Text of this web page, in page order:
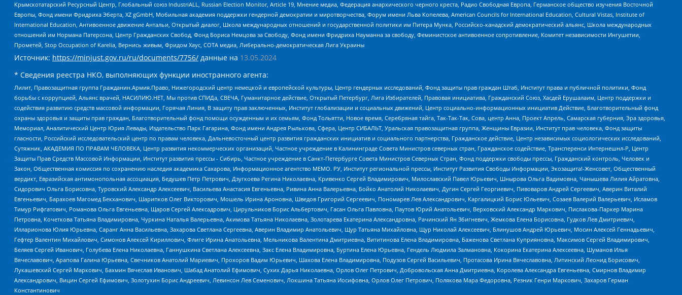
Крымскотатарский Ресурсный Центр, Глобальный союз IndustriALL, Russian Election Monitor, Article 19, Мнение медиа, Федерация анархического черного креста, Радио Свободная Европа, Германское общество изучения Восточной
Европы, Фонд имени Фридриха Эберта, XZ gGmbH, Мобильная академия поддержки гендерной демократии и миротворчества, Форум имени Льва Копелева, American Councils for International Education, Cultural Vistas, Institute of
International Education, Антивоенное движение Антальи, Открытый диалог, Школа международных отношений и государственной политики им Питера Мунка, Российско-канадский демократический альянс, Школа международных
отношений им Нормана Патерсона, Центр Гражданских Свобод, Фонд Бориса Немцова за Свободу, Фонд имени Фридриха Науманна за свободу, Феминистское антивоенное сопротивление, Комитет независимости Ингушетии,
Прометей, Stop Occupation of Karelia, Вернись живым, Фридом Хаус, СОТА медиа, Либерально-демократическая Лига Украины
Источник: https://minjust.gov.ru/ru/documents/7756/ данные на 13.05.2024
* Сведения реестра НКО, выполняющих функции иностранного агента:
Лилит, Правозащитная группа Гражданин.Армия.Право, Нижегородский центр немецкой и европейской культуры, Центр гендерных исследований, Фонд защиты прав граждан Штаб, Институт права и публичной политики, Фонд
борьбы с коррупцией, Альянс врачей, НАСИЛИЮ.НЕТ, Мы против СПИДа, СВЕЧА, Гуманитарное действие, Открытый Петербург, Лига Избирателей, Правовая инициатива, Гражданский Союз, Хасдей Ерушалаим, Центр поддержки и
содействия развитию средств массовой информации, Горячая Линия, В защиту прав заключенных, Институт глобализации и социальных движений, Центр социально-информационных инициатив Действие, Благотворительный фонд
охраны здоровья и защиты прав граждан, Благотворительный фонд помощи осужденным и их семьям, Фонд Тольятти, Новое время, Серебряная тайга, Так-Так-Так, Сова, центр Анна, Проект Апрель, Самарская губерния, Эра здоровья,
Мемориал, Аналитический Центр Юрия Левады, Издательство Парк Гагарина, Фонд имени Андрея Рылькова, Сфера, Центр СИБАЛЬТ, Уральская правозащитная группа, Женщины Евразии, Институт прав человека, Фонд защиты
гласности, Российский исследовательский центр по правам человека, Дальневосточный центр развития гражданских инициатив и социального партнерства, Гражданское действие, Центр независимых социологических исследований,
Сутяжник, АКАДЕМИЯ ПО ПРАВАМ ЧЕЛОВЕКА, Центр развития некоммерческих организаций, Частное учреждение в Калининграде Совета Министров северных стран, Гражданское содействие, Трансперенси Интернешнл-Р, Центр
Защиты Прав Средств Массовой Информации, Институт развития прессы - Сибирь, Частное учреждение в Санкт-Петербурге Совета Министров Северных Стран, Фонд поддержки свободы прессы, Гражданский контроль, Человек и
Закон, Общественная комиссия по сохранению наследия академика Сахарова, Информационное агентство МЕМО. РУ, Институт региональной прессы, Институт Развития Свободы Информации, Экозащита!-Женсовет, Общественный
вердикт, Евразийская антимонопольная ассоциация, Бедушев Петр Петрович, Дзугкоева Регина Николаевна, Кривенко Сергей Владимирович, Милославский Павел Юрьевич, Шнырова Ольга Вадимовна, Чанышева Лилия Айратовна,
Сидорович Ольга Борисовна, Туровский Александр Алексеевич, Васильева Анастасия Евгеньевна, Ривина Анна Валерьевна, Бойко Анатолий Николаевич, Дугин Сергей Георгиевич, Пивоваров Андрей Сергеевич, Аверин Виталий
Евгеньевич, Барахоев Магомед Бекханович, Шарипков Олег Викторович, Мошель Ирина Ароновна, Шведов Григорий Сергеевич, Пономарев Лев Александрович, Каргалицкий Борис Юльевич, Созаев Валерий Валерьевич, Исламов
Тимур Рифгатович, Романова Ольга Евгеньевна, Щаров Сергей Алексадрович, Цирульников Борис Альбертович, Гасан Ольга Павловна, Паутов Юрий Анатольевич, Верховский Александр Маркович, Пислакова-Паркер Марина
Петровна, Кочеткова Татьяна Владимировна, Чуркина Наталья Валерьевна, Акимова Татьяна Николаевна, Золотарева Екатерина Александровна, Рачинский Ян Збигневич, Жемкова Елена Борисовна, Гудков Лев Дмитриевич,
Илларионова Юлия Юрьевна, Саранг Анна Васильевна, Захарова Светлана Сергеевна, Аверин Владимир Анатольевич, Щур Татьяна Михайловна, Щур Николай Алексеевич, Блинушов Андрей Юрьевич, Мосин Алексей Геннадьевич,
Гефтер Валентин Михайлович, Симонов Алексей Кириллович, Флиге Ирина Анатольевна, Мельникова Валентина Дмитриевна, Вититинова Елена Владимировна, Баженова Светлана Куприяновна, Максимов Сергей Владимирович,
Беляев Сергей Иванович, Голубева Елена Николаевна, Ганнушкина Светлана Алексеевна, Закс Елена Владимировна, Буртина Елена Юрьевна, Гендель Людмила Залмановна, Кокорина Екатерина Алексеевна, Шуманов Илья
Вячеславович, Арапова Галина Юрьевна, Свечников Анатолий Мариевич, Прохоров Вадим Юрьевич, Шахова Елена Владимировна, Подузов Сергей Васильевич, Протасова Ирина Вячеславовна, Литинский Леонид Борисович,
Лукашевский Сергей Маркович, Бахмин Вячеслав Иванович, Шабад Анатолий Ефимович, Сухих Дарья Николаевна, Орлов Олег Петрович, Добровольская Анна Дмитриевна, Королева Александра Евгеньевна, Смирнов Владимир
Александрович, Вицин Сергей Ефимович, Золотухин Борис Андреевич, Левинсон Лев Семенович, Локшина Татьяна Иосифовна, Орлов Олег Петрович, Полякова Мара Федоровна, Резник Генри Маркович, Захаров Герман
Константинович